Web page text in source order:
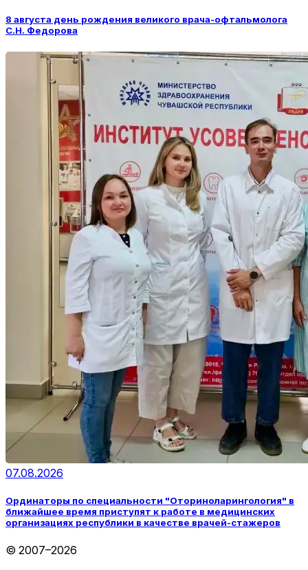
8 августа день рождения великого врача-офтальмолога
С.Н. Федорова
07.08.2026
Ординаторы по специальности "Оториноларингология" в
ближайшее время приступят к работе в медицинских
организациях республики в качестве врачей-стажеров
© 2007–2026